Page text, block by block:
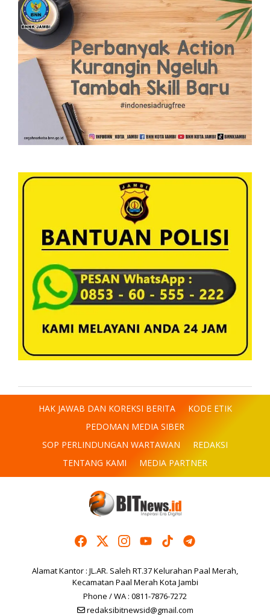
HAK JAWAB DAN KOREKSI BERITA
KODE ETIK
PEDOMAN MEDIA SIBER
SOP PERLINDUNGAN WARTAWAN
REDAKSI
TENTANG KAMI
MEDIA PARTNER
Alamat Kantor : JL.AR. Saleh RT.37 Kelurahan Paal Merah,
Kecamatan Paal Merah Kota Jambi
Phone / WA : 0811-7876-7272
redaksibitnewsid@gmail.com